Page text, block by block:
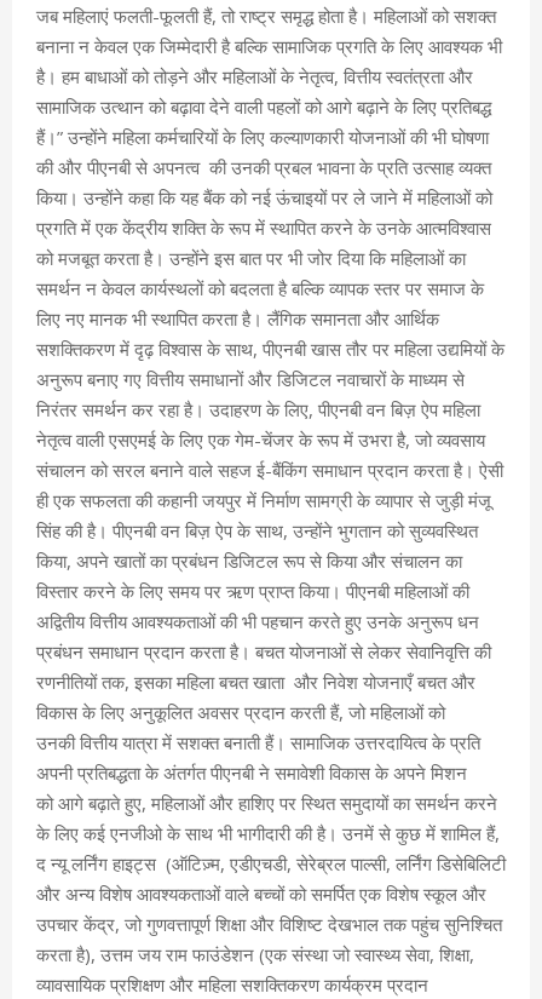
जब महिलाएं फलती-फूलती हैं, तो राष्ट्र समृद्ध होता है। महिलाओं को सशक्त
बनाना न केवल एक जिम्मेदारी है बल्कि सामाजिक प्रगति के लिए आवश्यक भी
है। हम बाधाओं को तोड़ने और महिलाओं के नेतृत्व, वित्तीय स्वतंत्रता और
सामाजिक उत्थान को बढ़ावा देने वाली पहलों को आगे बढ़ाने के लिए प्रतिबद्ध
हैं।” उन्होंने महिला कर्मचारियों के लिए कल्याणकारी योजनाओं की भी घोषणा
की और पीएनबी से अपनत्व की उनकी प्रबल भावना के प्रति उत्साह व्यक्त
किया। उन्होंने कहा कि यह बैंक को नई ऊंचाइयों पर ले जाने में महिलाओं को
प्रगति में एक केंद्रीय शक्ति के रूप में स्थापित करने के उनके आत्मविश्वास
को मजबूत करता है। उन्होंने इस बात पर भी जोर दिया कि महिलाओं का
समर्थन न केवल कार्यस्थलों को बदलता है बल्कि व्यापक स्तर पर समाज के
लिए नए मानक भी स्थापित करता है। लैंगिक समानता और आर्थिक
सशक्तिकरण में दृढ़ विश्वास के साथ, पीएनबी खास तौर पर महिला उद्यमियों के
अनुरूप बनाए गए वित्तीय समाधानों और डिजिटल नवाचारों के माध्यम से
निरंतर समर्थन कर रहा है। उदाहरण के लिए, पीएनबी वन बिज़ ऐप महिला
नेतृत्व वाली एसएमई के लिए एक गेम-चेंजर के रूप में उभरा है, जो व्यवसाय
संचालन को सरल बनाने वाले सहज ई-बैंकिंग समाधान प्रदान करता है। ऐसी
ही एक सफलता की कहानी जयपुर में निर्माण सामग्री के व्यापार से जुड़ी मंजू
सिंह की है। पीएनबी वन बिज़ ऐप के साथ, उन्होंने भुगतान को सुव्यवस्थित
किया, अपने खातों का प्रबंधन डिजिटल रूप से किया और संचालन का
विस्तार करने के लिए समय पर ऋण प्राप्त किया। पीएनबी महिलाओं की
अद्वितीय वित्तीय आवश्यकताओं की भी पहचान करते हुए उनके अनुरूप धन
प्रबंधन समाधान प्रदान करता है। बचत योजनाओं से लेकर सेवानिवृत्ति की
रणनीतियों तक, इसका महिला बचत खाता और निवेश योजनाएँ बचत और
विकास के लिए अनुकूलित अवसर प्रदान करती हैं, जो महिलाओं को
उनकी वित्तीय यात्रा में सशक्त बनाती हैं। सामाजिक उत्तरदायित्व के प्रति
अपनी प्रतिबद्धता के अंतर्गत पीएनबी ने समावेशी विकास के अपने मिशन
को आगे बढ़ाते हुए, महिलाओं और हाशिए पर स्थित समुदायों का समर्थन करने
के लिए कई एनजीओ के साथ भी भागीदारी की है। उनमें से कुछ में शामिल हैं,
द न्यू लर्निंग हाइट्स (ऑटिज़्म, एडीएचडी, सेरेब्रल पाल्सी, लर्निंग डिसेबिलिटी
और अन्य विशेष आवश्यकताओं वाले बच्चों को समर्पित एक विशेष स्कूल और
उपचार केंद्र, जो गुणवत्तापूर्ण शिक्षा और विशिष्ट देखभाल तक पहुंच सुनिश्चित
करता है), उत्तम जय राम फाउंडेशन (एक संस्था जो स्वास्थ्य सेवा, शिक्षा,
व्यावसायिक प्रशिक्षण और महिला सशक्तिकरण कार्यक्रम प्रदान